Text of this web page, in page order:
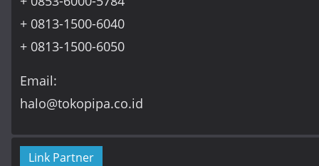
+ 0813-1500-6040
+ 0813-1500-6050
Email:
halo@tokopipa.co.id
Link Partner